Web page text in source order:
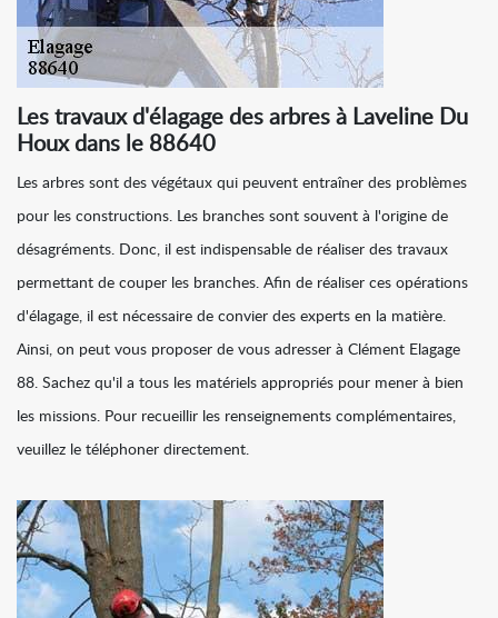
Les travaux d'élagage des arbres à Laveline Du
Houx dans le 88640
Les arbres sont des végétaux qui peuvent entraîner des problèmes
pour les constructions. Les branches sont souvent à l'origine de
désagréments. Donc, il est indispensable de réaliser des travaux
permettant de couper les branches. Afin de réaliser ces opérations
d'élagage, il est nécessaire de convier des experts en la matière.
Ainsi, on peut vous proposer de vous adresser à Clément Elagage
88. Sachez qu'il a tous les matériels appropriés pour mener à bien
les missions. Pour recueillir les renseignements complémentaires,
veuillez le téléphoner directement.